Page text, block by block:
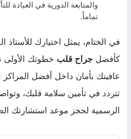
والمتابعة الدورية في العيادة
تماماً.
في الختام، يمثل اختيارك للأستاذ
كأفضل جراح قلب خطوتك الأولى
عافيتك بأمان داخل أفضل المراكز
تتردد في تأمين سلامة قلبك،
الرسمية لحجز موعد استشارتك